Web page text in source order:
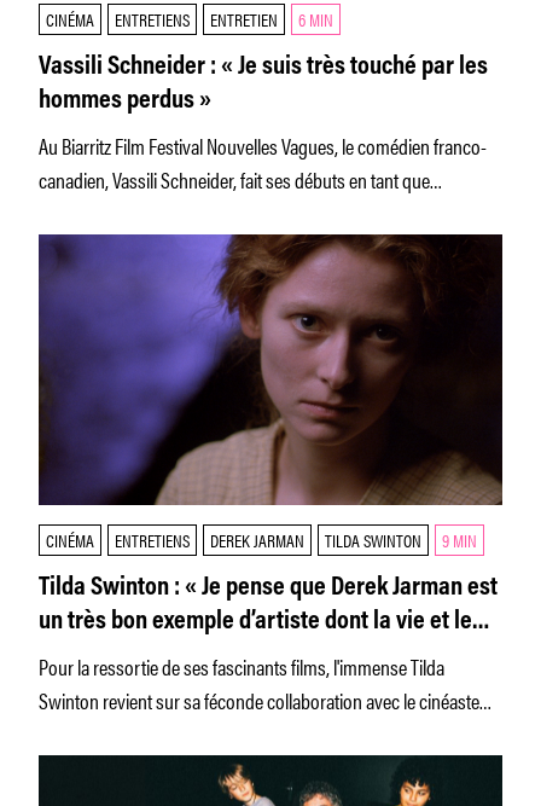
CINÉMA ENTRETIENS ENTRETIEN 6 MIN
Vassili Schneider : « Je suis très touché par les
hommes perdus »
Au Biarritz Film Festival Nouvelles Vagues, le comédien franco-
canadien, Vassili Schneider, fait ses débuts en tant que
CINÉMA ENTRETIENS DEREK JARMAN TILDA SWINTON 9 MIN
Tilda Swinton : « Je pense que Derek Jarman est
un très bon exemple d’artiste dont la vie et le
travail ne faisaient qu’un. »
Pour la ressortie de ses fascinants films, l'immense Tilda
Swinton revient sur sa féconde collaboration avec le cinéaste